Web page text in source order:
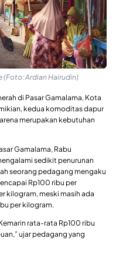
(Foto: Ardian Hairudin)
di Pasar Gamalama, Kota
kedua komoditas dapur
merupakan kebutuhan
Gamalama, Rabu
sedikit penurunan
seorang pedagang mengaku
Rp100 ribu per
kilogram, meski masih ada
per kilogram.
rata-rata Rp100 ribu
ujar pedagang yang